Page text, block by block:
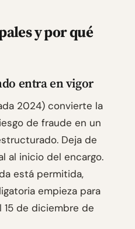
y por qué
entra en vigor
2024) convierte la
de fraude en un
Deja de
al inicio del encargo.
está permitida,
empieza para
de diciembre de